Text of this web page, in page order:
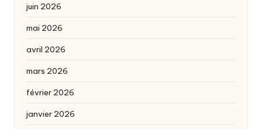
juin 2026
mai 2026
avril 2026
mars 2026
février 2026
janvier 2026